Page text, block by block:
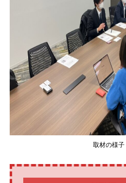
取材の様子